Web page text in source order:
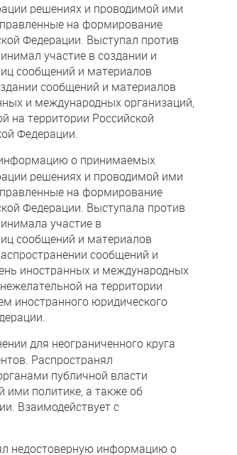
решениях и проводимой ими
на формирование
Федерации. Выступал против
участие в создании и
сообщений и материалов
сообщений и материалов
и международных организаций,
на территории Российской
Федерации.
о принимаемых
решениях и проводимой ими
на формирование
Федерации. Выступала против
участие в
сообщений и материалов
сообщений и
иностранных и международных
на территории
иностранного юридического
для неограниченного круга
Распространял
публичной власти
ими политике, а также об
Взаимодействует с
недостоверную информацию о